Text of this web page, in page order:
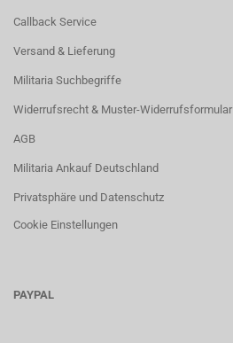
Callback Service
Versand & Lieferung
Militaria Suchbegriffe
Widerrufsrecht & Muster-Widerrufsformular
AGB
Militaria Ankauf Deutschland
Privatsphäre und Datenschutz
Cookie Einstellungen
PAYPAL